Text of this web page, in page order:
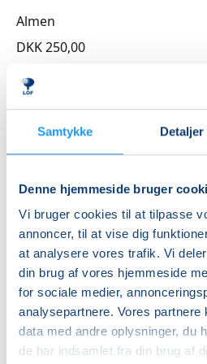
Samtykke Detaljer
Denne hjemmeside bruger
Vi bruger cookies til at tilpasse
annoncer, til at vise dig
at analysere vores trafik. Vi
din brug af vores hjemmeside
for sociale medier,
analysepartnere. Vores partnere
data med andre oplysninger, du
de har indsamlet fra din brug af
Almen
DKK 250,00
Info
Nummer
mandag 14.09.2026, kl. 17.00 -
Antal mødegange
1mødegang
Adresse
Mødelokaler, Stenstuegade 3,
Slagelse (Mødelokale 1)
Se på kort